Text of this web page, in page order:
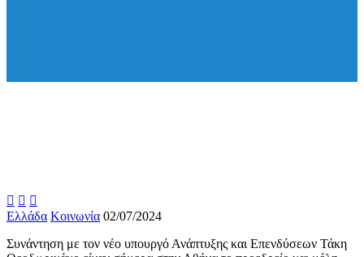
  
Ελλάδα Κοινωνία 02/07/2024
Συνάντηση με τον νέο υπουργό Ανάπτυξης και Επενδύσεων Τάκη